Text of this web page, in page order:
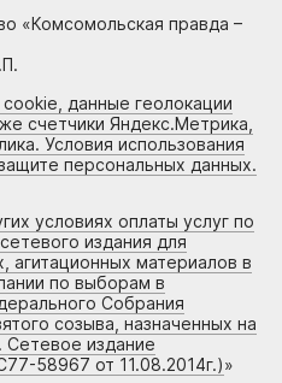
«Комсомольская правда –
данные геолокации
счетчики Яндекс.Метрика,
Условия использования
персональных данных.
условиях оплаты услуг по
издания для
материалов в
по выборам в
Собрания
созыва, назначенных на
Сетевое издание
58967 от 11.08.2014г.)»